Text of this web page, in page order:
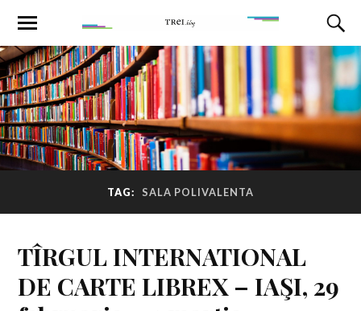
TAG: SALA POLIVALENTA
TÎRGUL INTERNATIONAL
DE CARTE LIBREX – IAŞI, 29